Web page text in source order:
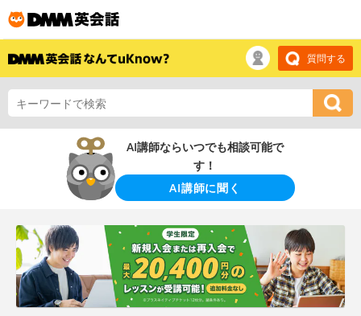
質問する
AI講師ならいつでも相談可能で
す！
AI講師に聞く